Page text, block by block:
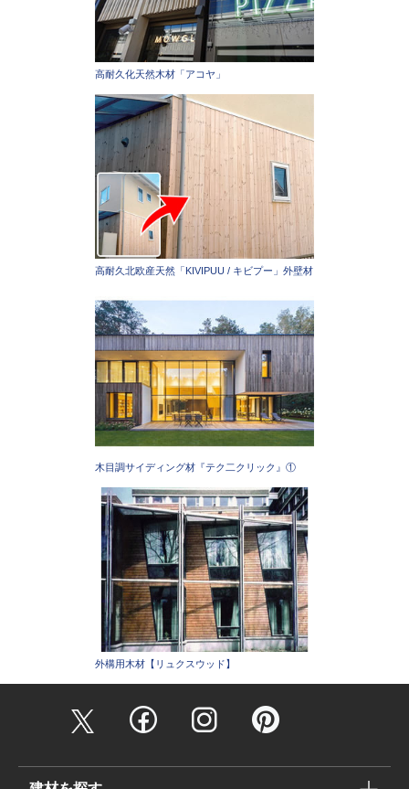
高耐久化天然木材「アコヤ」
高耐久北欧産天然「KIVIPUU / キビプー」外壁材
木目調サイディング材『テク二クリック』①
外構用木材【リュクスウッド】